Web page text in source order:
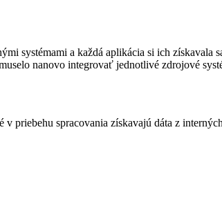
systémami a každá aplikácia si ich
nanovo integrovať jednotlivé zdrojové
priebehu spracovania získavajú dáta z